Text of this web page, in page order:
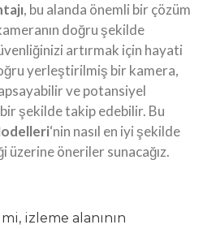
, bu alanda önemli bir çözüm
doğru şekilde
artırmak için hayati
yerleştirilmiş bir kamera,
ve potansiyel
şekilde takip edebilir. Bu
‘nin nasıl en iyi şekilde
üzerine öneriler sunacağız.
izleme alanının